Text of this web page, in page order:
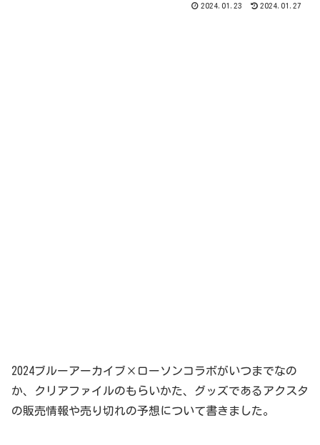
2024.01.23 2024.01.27
2024ブルーアーカイブ×ローソンコラボがいつまでなの
か、クリアファイルのもらいかた、グッズであるアクスタ
の販売情報や売り切れの予想について書きました。